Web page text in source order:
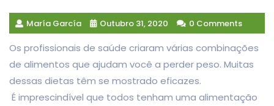
María García Outubro 31, 2020 0 Comments
Os profissionais de saúde criaram várias combinações
de alimentos que ajudam você a perder peso. Muitas
dessas dietas têm se mostrado eficazes.
É imprescindível que todos tenham uma alimentação